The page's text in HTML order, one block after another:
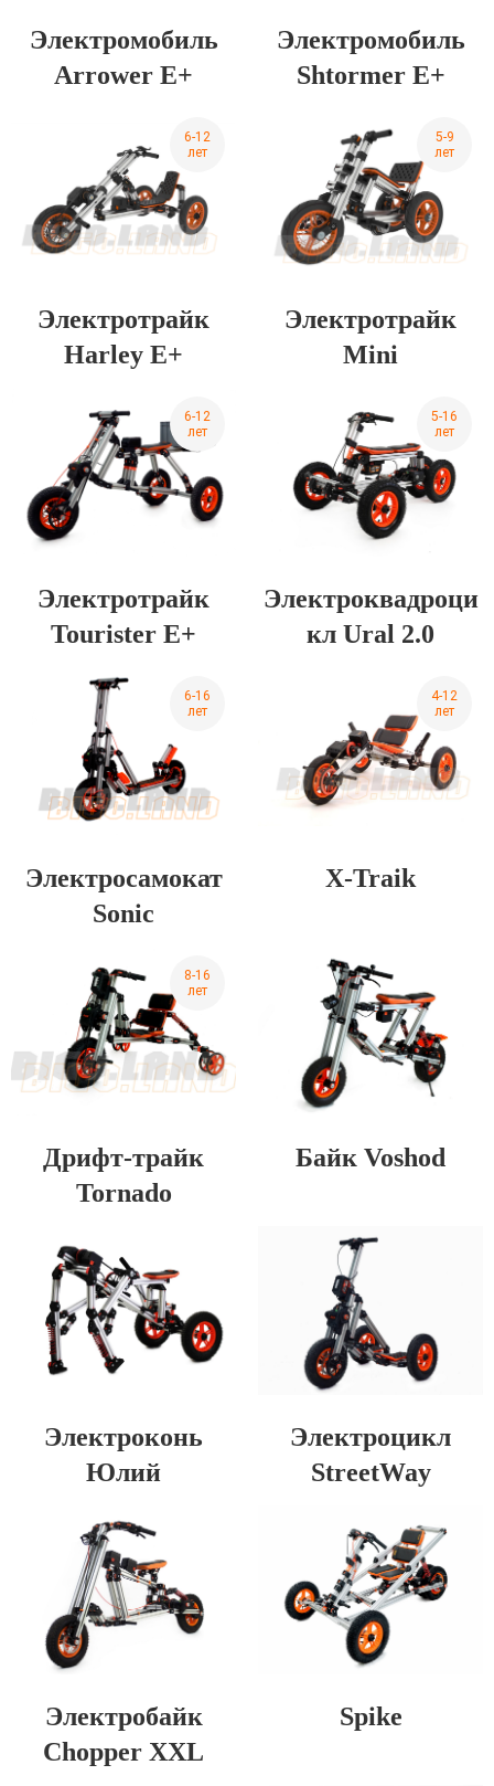
Электромобиль
Arrower Е+
Электромобиль
Shtormer Е+
6-12
лет
Электротрайк
Harley Е+
5-9
лет
Электротрайк
Mini
6-12
лет
Электротрайк
Tourister E+
5-16
лет
Электроквадроци
кл Ural 2.0
6-16
лет
Электросамокат
Sonic
4-12
лет
X-Traik
8-16
лет
Дрифт-трайк
Tornado
Байк Voshod
Электроконь
Юлий
Электроцикл
StreetWay
Электробайк
Chopper XXL
Spike